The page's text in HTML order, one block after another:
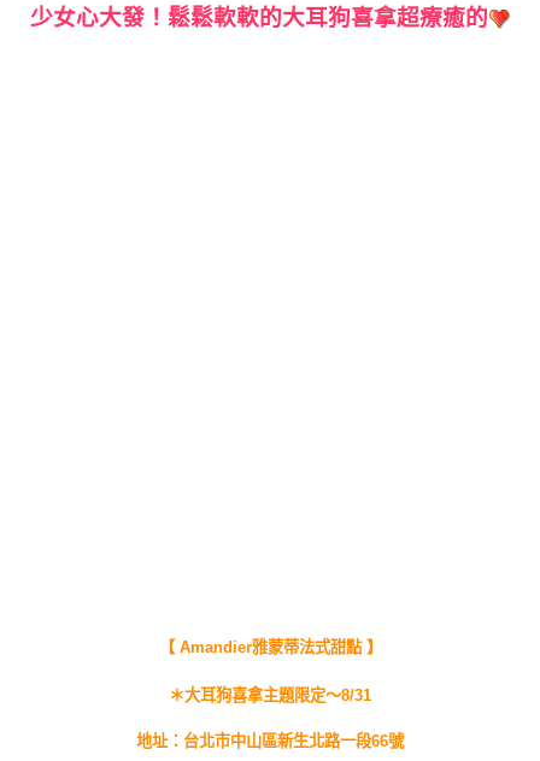
少女心大發！鬆鬆軟軟的大耳狗喜拿超療癒的
【 Amandier雅蒙蒂法式甜點 】
＊大耳狗喜拿主題限定～8/31
地址：台北市中山區新生北路一段66號